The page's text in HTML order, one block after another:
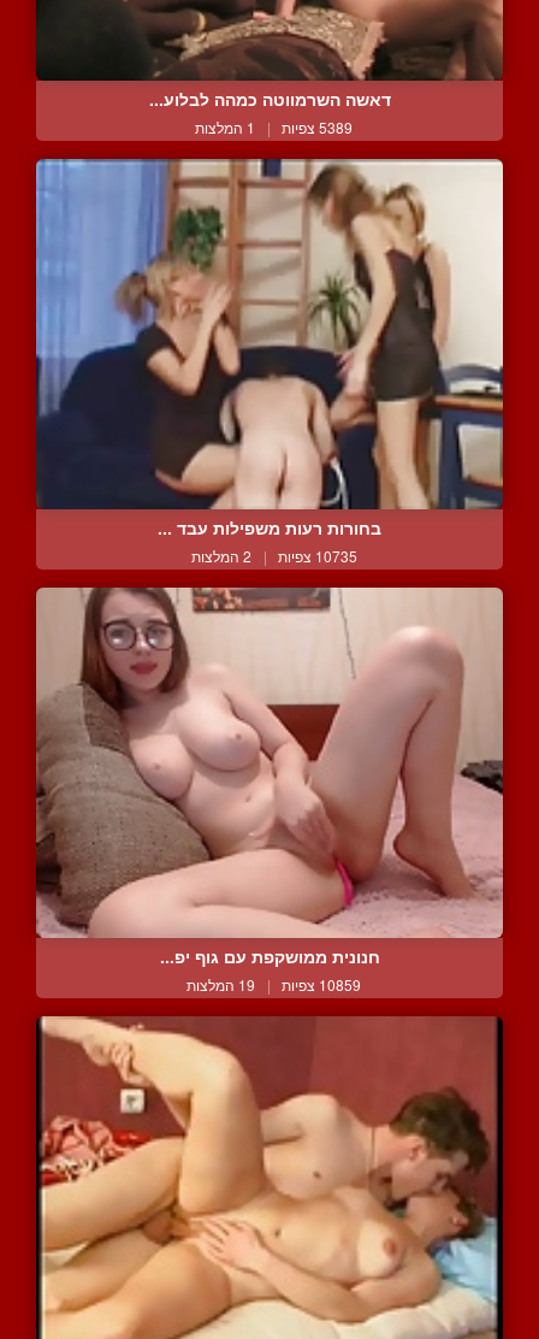
דאשה השרמווטה כמהה לבלוע...
5389 צפיות | 1 המלצות
בחורות רעות משפילות עבד ...
10735 צפיות | 2 המלצות
חנונית ממושקפת עם גוף יפ...
10859 צפיות | 19 המלצות